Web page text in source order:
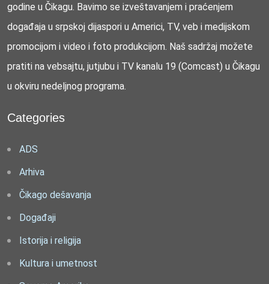
godine u Čikagu. Bavimo se izveštavanjem i praćenjem
događaja u srpskoj dijaspori u Americi, TV, veb i medijskom
promocijom i video i foto produkcijom. Naš sadržaj možete
pratiti na vebsajtu, jutjubu i TV kanalu 19 (Comcast) u Čikagu
u okviru nedeljnog programa.
Categories
ADS
Arhiva
Čikago dešavanja
Događaji
Istorija i religija
Kultura i umetnost